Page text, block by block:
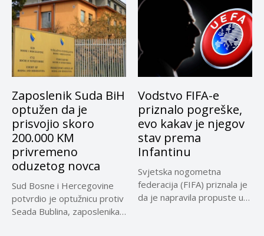
Zaposlenik Suda BiH
optužen da je
prisvojio skoro
200.000 KM
privremeno
oduzetog novca
Sud Bosne i Hercegovine
potvrdio je optužnicu protiv
Seada Bublina, zaposlenika
Vodstvo FIFA-e
priznalo pogreške,
evo kakav je njegov
stav prema
Infantinu
Svjetska nogometna
federacija (FIFA) priznala je
da je napravila propuste u